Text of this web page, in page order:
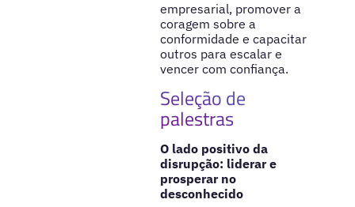
empresarial, promover a
coragem sobre a
conformidade e capacitar
outros para escalar e
vencer com confiança.
Seleção de
palestras
O lado positivo da
disrupção: liderar e
prosperar no
desconhecido